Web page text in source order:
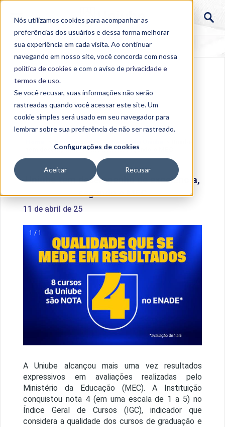
Nós utilizamos cookies para acompanhar as
preferências dos usuários e dessa forma melhorar
sua experiência em cada visita. Ao continuar
navegando em nosso site, você concorda com nossa
política de cookies e com o aviso deprivacidade e
termos de uso.
Se você recusar, suas informações não serão
rastreadas quando você acessar este site. Um
cookie simples será usado em seu navegador para
lembrar sobre sua preferência de não ser rastreado.
Configurações de cookies
Aceitar Recusar
tem desempenho de excelência, segundo o MEC
Uniube tem desempenho de excelência,
segundo o MEC
11 de abril de 25
1 / 1
A Uniube alcançou mais uma vez resultados
expressivos em avaliações realizadas pelo
Ministério da Educação (MEC). A Instituição
conquistou nota 4 (em uma escala de 1 a 5) no
Índice Geral de Cursos (IGC), indicador que
considera a qualidade dos cursos de graduação e